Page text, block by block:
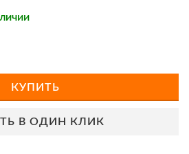
КУПИТЬ
В ОДИН КЛИК